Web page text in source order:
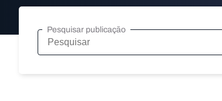
Pesquisar publicação
Pesquisar
publicação